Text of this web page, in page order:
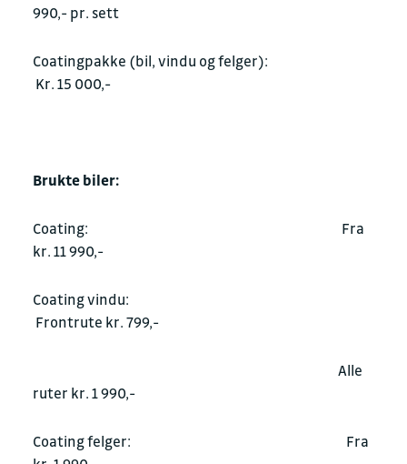
990,- pr. sett
Coatingpakke (bil, vindu og felger):
Kr. 15 000,-
Brukte biler:
Coating: Fra
kr. 11 990,-
Coating vindu:
Frontrute kr. 799,-
Alle
ruter kr. 1 990,-
Coating felger: Fra